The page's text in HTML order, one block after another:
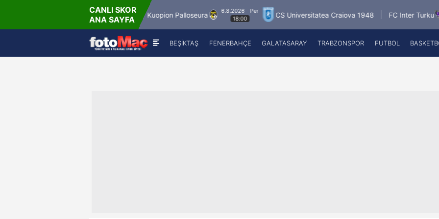
CANLI SKOR
ANA SAYFA
Winner Match 12 Kuopion Palloseura
6.8.2026 - Per
18:00
CS Universitatea Craiova 1948 FC Inter Turku
BEŞİKTAŞ FENERBAHÇE GALATASARAY TRABZONSPOR FUTBOL